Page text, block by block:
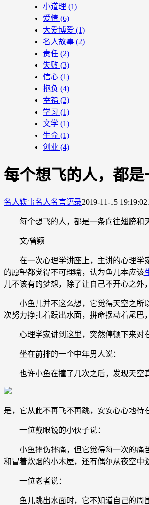
小道理 (1)
爱情 (6)
大爱博爱 (1)
名人故事 (2)
责任 (2)
失败 (3)
信心 (1)
抱负 (4)
幸福 (2)
学习 (1)
文学 (1)
生命 (1)
创业 (4)
每个想飞的人，都
名人轶事名人名言语录2019-11-15 19:19:02
每个想飞的人，都是一条向往翅膀和
文/曾颖
在一次心理学讲座上，主讲的心理学家
的愿望都觉得不可理喻，认为鱼儿本应该
儿不该有的梦想，除了让自己不开心之外
小鱼儿并不这么想，它觉得天空之所以
次努力挣扎着跃出水面，拼命摆动着尾
心理学家讲到这里，突然停顿下来对在
坐在前排的一个中年男人说：
也许小鱼在撞了几次之后，发现天空
是，它从此不再飞不再跳，安安心心地
一位戴眼镜的小伙子说：
小鱼摔伤摔痛，但它觉得每一次的痛苦
和冒着炊烟的小木屋，还有偶尔从夜空
一位老者说：
鱼儿跳出水面时，它不知道自己的周围